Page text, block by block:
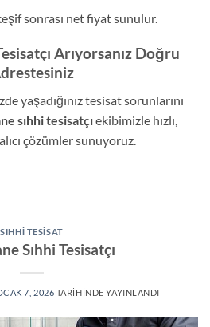
sonrası net fiyat sunulur.
Arıyorsanız Doğru
yaşadığınız tesisat sorunlarını
sıhhi tesisatçıekibimizle hızlı,
çözümler sunuyoruz.
SIHHI TESISAT
Sıhhi Tesisatçı
7, 2026 TARIHINDE YAYINLANDI